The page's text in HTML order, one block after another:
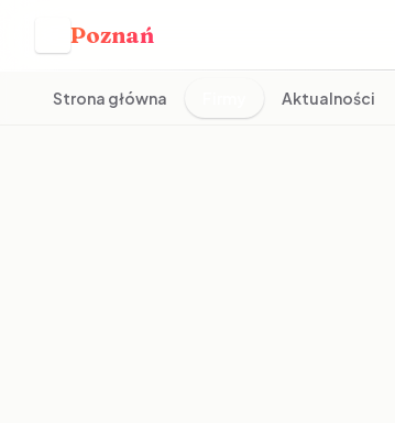
Poznań
Strona główna Aktualności